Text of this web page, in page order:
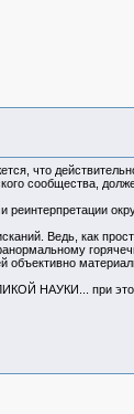
что
сообщества,
Ведь, как
объективно
НАУКИ... при